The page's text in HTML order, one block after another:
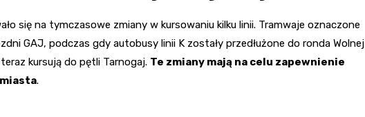
się na tymczasowe zmiany w kursowaniu kilku linii. Tramwaje oznaczone
GAJ, podczas gdy autobusy linii K zostały przedłużone do ronda Wolnej
kursują do pętli Tarnogaj. Te zmiany mają na celu zapewnienie
.